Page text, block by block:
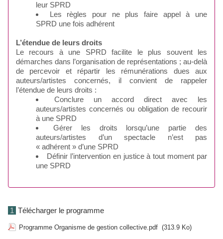
leur SPRD
Les règles pour ne plus faire appel à une
SPRD une fois adhérent
L’étendue de leurs droits
Le recours à une SPRD facilite le plus souvent les
démarches dans l’organisation de représentations ; au-delà
de percevoir et répartir les rémunérations dues aux
auteurs/artistes concernés, il convient de rappeler
l’étendue de leurs droits :
Conclure un accord direct avec les
auteurs/artistes concernés ou obligation de recourir
à une SPRD
Gérer les droits lorsqu’une partie des
auteurs/artistes d’un spectacle n’est pas
« adhérent » d’une SPRD
Définir l’intervention en justice à tout moment par
une SPRD
1 Télécharger le programme
Programme Organisme de gestion collective.pdf (313.9 Ko)